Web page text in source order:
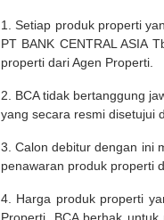
1. Setiap produk properti
PT BANK CENTRAL ASIA
properti dari Agen Properti.
2. BCA tidak bertanggung
yang secara resmi disetujui
3. Calon debitur dengan ini
penawaran produk properti
4. Harga produk properti